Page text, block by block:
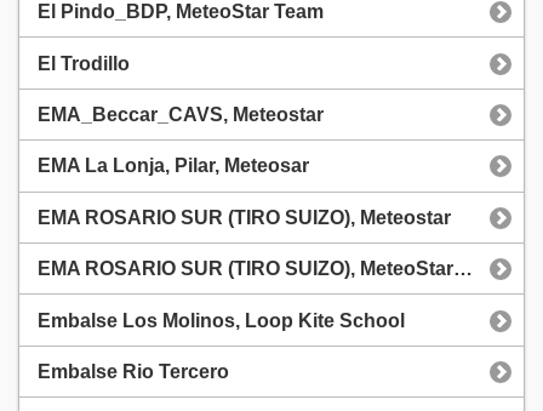
El Pindo_BDP, MeteoStar Team
El Trodillo
EMA_Beccar_CAVS, Meteostar
EMA La Lonja, Pilar, Meteosar
EMA ROSARIO SUR (TIRO SUIZO), Meteostar
EMA ROSARIO SUR (TIRO SUIZO), MeteoStar Team
Embalse Los Molinos, Loop Kite School
Embalse Rio Tercero